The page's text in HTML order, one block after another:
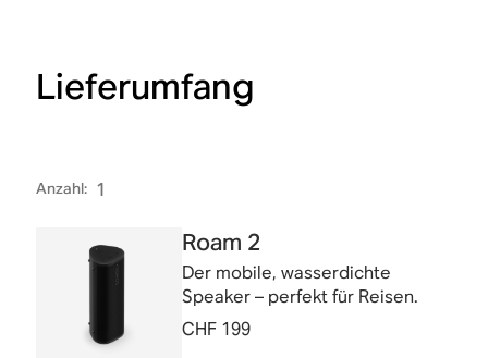
Lieferumfang
Anzahl: 1
Roam 2
Der mobile, wasserdichte
Speaker – perfekt für Reisen.
CHF 199